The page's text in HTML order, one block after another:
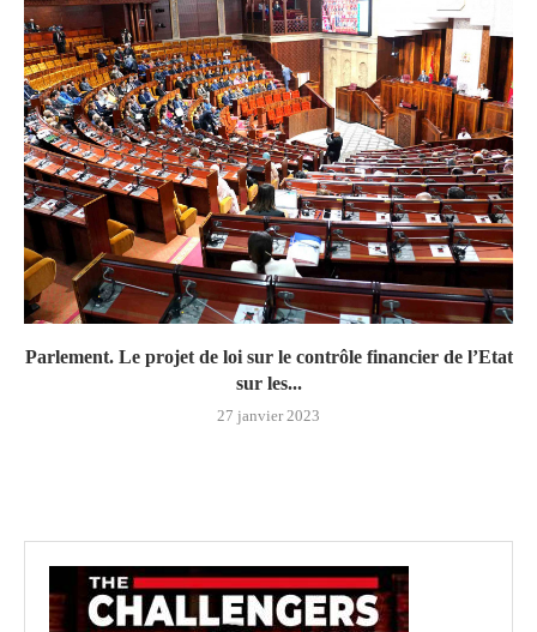
Parlement. Le projet de loi sur le contrôle financier de l’Etat
sur les...
27 janvier 2023